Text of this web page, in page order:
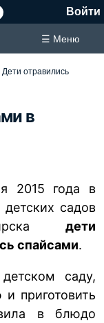
Войти
☰ Меню
Дети отравились
в
2015 года в
садов
дети
спайсами.
саду,
приготовить
в блюдо